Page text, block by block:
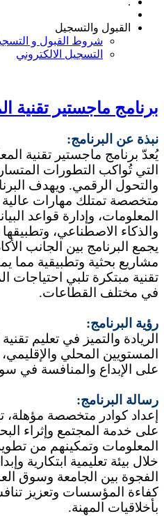
القبول والتسجيل
شروط القبول و
التسجيل الالكتروني
برنامج ماجستير تقنية
نبذة عن البرنامج:
يُعدّ برنامج ماجستير تقنية
التي تُواكب التطورات
والتحول الرقمي. ويهدف
متخصصة تمتلك مهارات عالية
المعلومات، وإدارة قواعد
والذكاء الاصطناعي،
يجمع البرنامج بين الجانب
مشاريع بحثية وتطبيقية مما
تقنية مبتكرة تلبي
في مختلف القطاعات.
رؤية البرنامج:
الريادة والتميز في تعليم
المستويين المحلي
على الإبداع والمنافسة في
رسالة البرنامج:
إعداد كوادر متخصصة مؤهلة،
على خدمة المجتمع وإثراء
المعلومات وتمكينهم من
خلال بيئة تعليمية ابتكارية
الفجوة بين الجامعة وسوق
كفاءة المؤسسات وتعزيز
بأخلاقيات المهنة.